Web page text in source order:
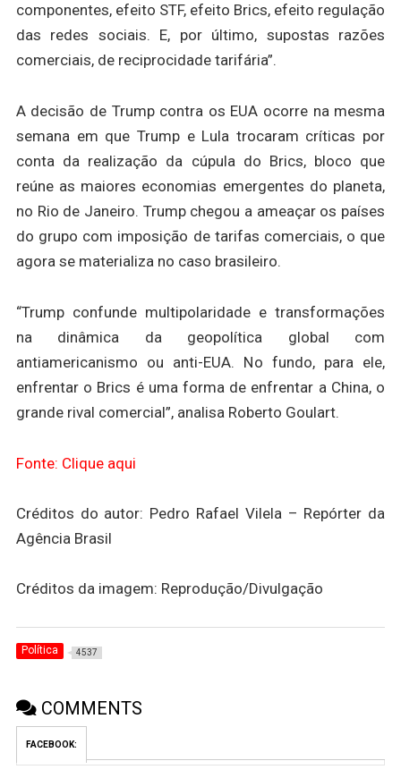
componentes, efeito STF, efeito Brics, efeito regulação
das redes sociais. E, por último, supostas razões
comerciais, de reciprocidade tarifária”.
A decisão de Trump contra os EUA ocorre na mesma
semana em que Trump e Lula trocaram críticas por
conta da realização da cúpula do Brics, bloco que
reúne as maiores economias emergentes do planeta,
no Rio de Janeiro. Trump chegou a ameaçar os países
do grupo com imposição de tarifas comerciais, o que
agora se materializa no caso brasileiro.
“Trump confunde multipolaridade e transformações
na dinâmica da geopolítica global com
antiamericanismo ou anti-EUA. No fundo, para ele,
enfrentar o Brics é uma forma de enfrentar a China, o
grande rival comercial”, analisa Roberto Goulart.
Fonte: Clique aqui
Créditos do autor: Pedro Rafael Vilela – Repórter da
Agência Brasil
Créditos da imagem: Reprodução/Divulgação
Política 4537
COMMENTS
FACEBOOK: